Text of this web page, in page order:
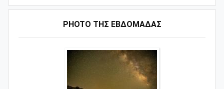
PHOTO ΤΗΣ ΕΒΔΟΜΑΔΑΣ